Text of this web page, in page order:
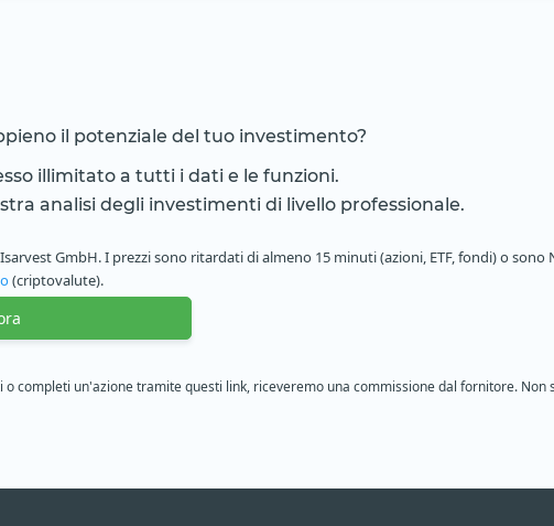
il potenziale del tuo investimento?
illimitato a tutti i dati e le funzioni.
analisi degli investimenti di livello professionale.
GmbH. I prezzi sono ritardati di almeno 15 minuti (azioni, ETF, fondi) o sono
(criptovalute).
dei dati forniti.
completi un'azione tramite questi link, riceveremo una commissione dal fornitore.